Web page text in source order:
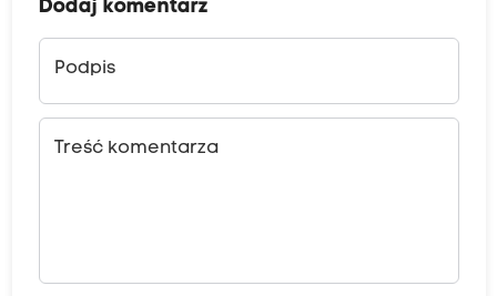
Dodaj komentarz
Podpis
Treść komentarza